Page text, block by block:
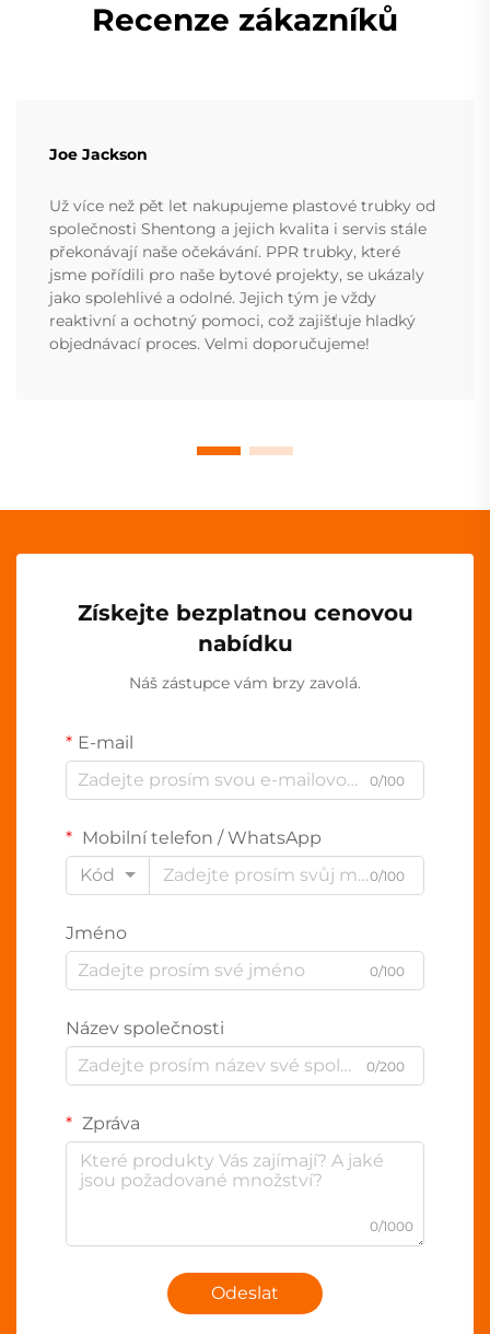
Recenze zákazníků
Joe Jackson
Už více než pět let nakupujeme plastové trubky od
společnosti Shentong a jejich kvalita i servis stále
překonávají naše očekávání. PPR trubky, které
jsme pořídili pro naše bytové projekty, se ukázaly
jako spolehlivé a odolné. Jejich tým je vždy
reaktivní a ochotný pomoci, což zajišťuje hladký
objednávací proces. Velmi doporučujeme!
Získejte bezplatnou cenovou
nabídku
Náš zástupce vám brzy zavolá.
E-mail
0/100
Mobilní telefon / WhatsApp
Kód
0/100
Jméno
0/100
Název společnosti
0/200
Zpráva
0/1000
Odeslat